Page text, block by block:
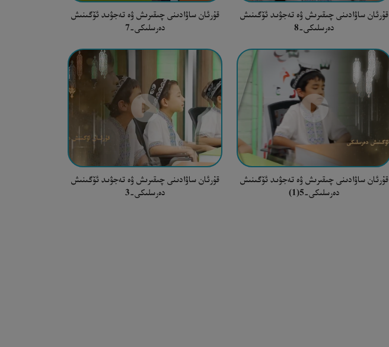
قۇرئان ساۋادىنى چىقىرىش ۋە تەجۋىد ئۆگىنىش
دەرسلىكى-8
قۇرئان ساۋادىنى چىقىرىش ۋە تەجۋىد ئۆگىنىش
دەرسلىكى-7
قۇرئان ساۋادىنى چىقىرىش ۋە تەجۋىد ئۆگىنىش
دەرسلىكى-5(1)
قۇرئان ساۋادىنى چىقىرىش ۋە تەجۋىد ئۆگىنىش
دەرسلىكى-3